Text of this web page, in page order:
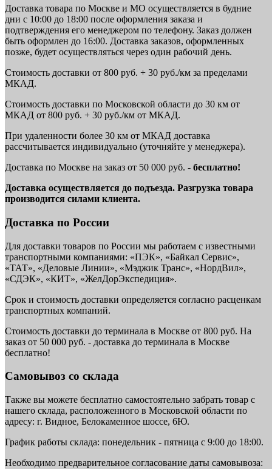
Доставка товара по Москве и МО осуществляется в будние
дни с 10:00 до 18:00 после оформления заказа и
подтверждения его менеджером по телефону. Заказ должен
быть оформлен до 16:00. Доставка заказов, оформленных
позже, будет осуществляться через один рабочий день.
Стоимость доставки от 800 руб. + 30 руб./км за пределами
МКАД.
Стоимость доставки по Московской области до 30 км от
МКАД от 800 руб. + 30 руб./км от МКАД.
При удаленности более 30 км от МКАД доставка
рассчитывается индивидуально (уточняйте у менеджера).
Доставка по Москве на заказ от 50 000 руб. - бесплатно!
Доставка осуществляется до подъезда. Разгрузка товара
производится силами клиента.
Доставка по России
Для доставки товаров по России мы работаем с известными
транспортными компаниями: «ПЭК», «Байкал Сервис»,
«ТАТ», «Деловые Линии», «Мэджик Транс», «НордВил»,
«СДЭК», «КИТ», «ЖелДорЭкспедиция».
Срок и стоимость доставки определяется согласно расценкам
транспортных компаний.
Стоимость доставки до терминала в Москве от 800 руб. На
заказ от 50 000 руб. - доставка до терминала в Москве
бесплатно!
Самовывоз со склада
Также вы можете бесплатно самостоятельно забрать товар с
нашего склада, расположенного в Московской области по
адресу: г. Видное, Белокаменное шоссе, 6Ю.
График работы склада: понедельник - пятница с 9:00 до 18:00.
Необходимо предварительное согласование даты самовывоза: